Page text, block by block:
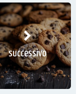
successivo